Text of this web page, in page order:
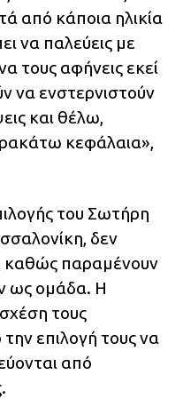
από κάποια ηλικία
να παλεύεις με
τους αφήνεις εκεί
να ενστερνιστούν
και θέλω,
κεφάλαια»,
του Σωτήρη
δεν
καθώς παραμένουν
ως ομάδα. Η
τους
επιλογή τους να
από